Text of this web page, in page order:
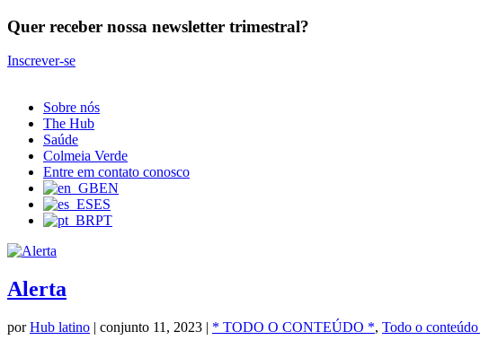
Quer receber nossa newsletter trimestral?
Inscrever-se
Sobre nós
The Hub
Saúde
Colmeia Verde
Entre em contato conosco
EN
ES
PT
Alerta
porHub latino | conjunto 11, 2023 | * TODO O CONTEÚDO *, Todo o